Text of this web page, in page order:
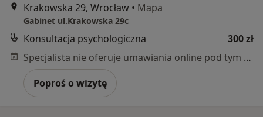
Krakowska 29, Wrocław • Mapa
Gabinet ul.Krakowska 29c
Konsultacja psychologiczna
300 zł
Specjalista nie oferuje umawiania online pod tym adresem.
Poproś o wizytę